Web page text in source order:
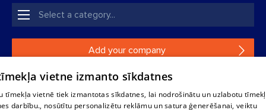
Add your company
If your company is not in our database, please fill in a
vietne izmanto sīkdatnes
tīmekļa vietnē tiek izmantotas sīkdatnes, lai nodrošinātu un uzlabotu
darbību., nosūtītu personalizētu reklāmu un satura ģenerēšanai, veiktu